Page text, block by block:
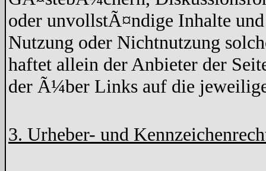
oder unvollstÃ¤ndige Inhalte
Nutzung oder Nichtnutzung
haftet allein der Anbieter der
der Ã¼ber Links auf die
3. Urheber- und